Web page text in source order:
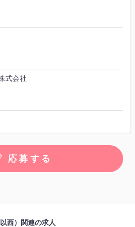
式会社
応募する
西）関連の求人